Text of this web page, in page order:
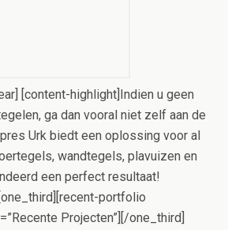
[content-highlight]Indien u geen
ga dan vooral niet zelf aan de
Urk biedt een oplossing voor al
wandtegels, plavuizen en
een perfect resultaat!
portfolio
Projecten”][/one_third]